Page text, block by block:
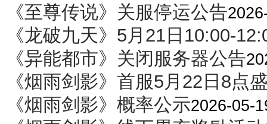
《至尊传说》关服停运公告
《龙破九天》5月21日10:00-
《异能都市》关闭服务器公告
《烟雨剑影》首服5月22日8点
《烟雨剑影》概率公示2026-05-